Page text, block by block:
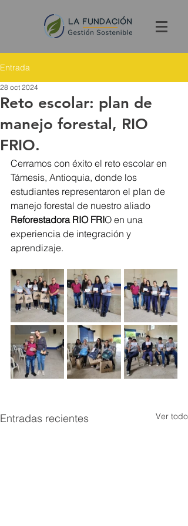
Entrada
Reto escolar: plan de
manejo forestal, RIO
FRIO.
28 oct 2024
Cerramos con éxito el reto escolar en
Támesis, Antioquia, donde los
estudiantes representaron el plan de
manejo forestal de nuestro aliado
Reforestadora RIO FRIO en una
experiencia de integración y
aprendizaje.
Entradas recientes Ver todo